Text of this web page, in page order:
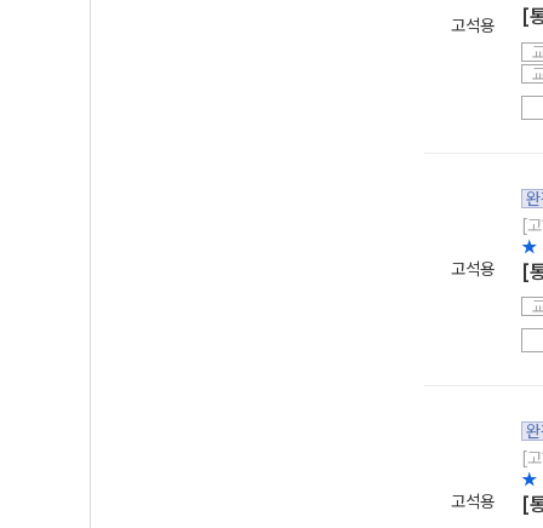
고석용 [
고석용
[
★
[
고석용
[
★
[